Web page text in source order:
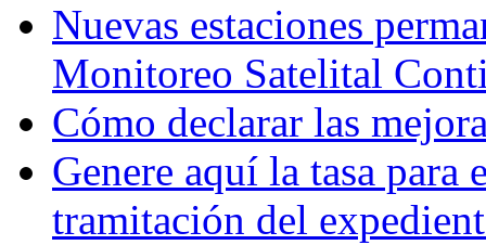
Nuevas estaciones
Monitoreo Satelital
Cómo declarar las
Genere aquí la tasa
tramitación del